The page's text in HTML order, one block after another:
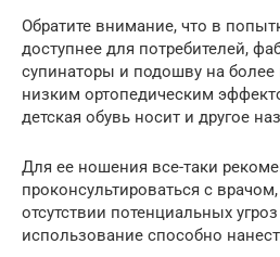
Обратите внимание, что в
доступнее для потребителей,
супинаторы и подошву на более
низким ортопедическим
детская обувь носит и другое
Для ее ношения все-таки
проконсультироваться с
отсутствии потенциальных
использование способно